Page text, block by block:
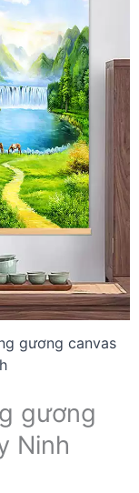
gương canvas
gương
Ninh